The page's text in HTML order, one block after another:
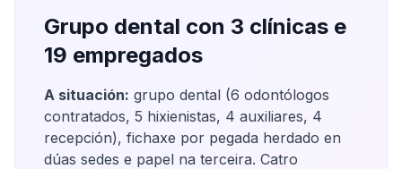
Grupo dental con 3 clínicas e
19 empregados
A situación: grupo dental (6 odontólogos
contratados, 5 hixienistas, 4 auxiliares, 4
recepción), fichaxe por pegada herdado en
dúas sedes e papel na terceira. Catro